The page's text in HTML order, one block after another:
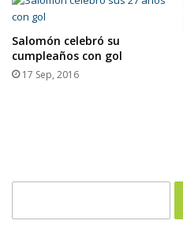
Salomón celebró su
cumpleaños con gol
17 Sep, 2016